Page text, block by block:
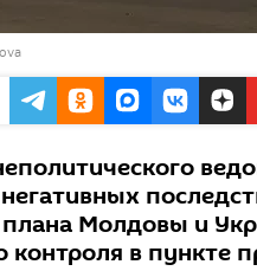
Молдовы и
контроля в пункте